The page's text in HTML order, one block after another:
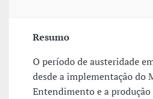
Resumo
O período de austeridade
desde a implementação do
Entendimento e a produção